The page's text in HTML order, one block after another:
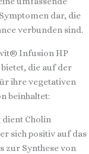
dar, die
verbunden sind.
Infusion HP
die auf der
ihre vegetativen
beinhaltet:
Cholin
sich positiv auf das
zur Synthese von